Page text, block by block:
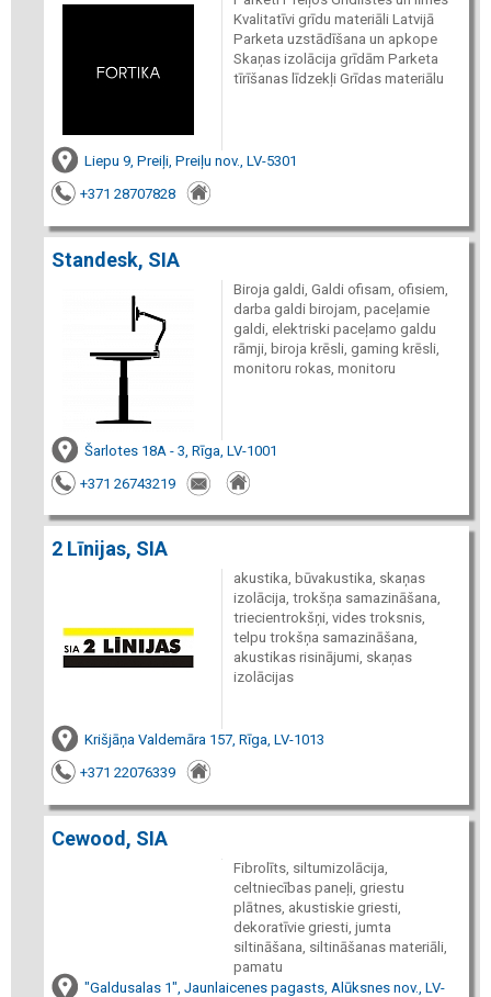
Kvalitatīvi grīdu materiāli Latvijā
Parketa uzstādīšana un apkope
Skaņas izolācija grīdām Parketa
tīrīšanas līdzekļi Grīdas materiālu
Liepu 9, Preiļi, Preiļu nov., LV-5301
+371 28707828
Standesk, SIA
Biroja galdi, Galdi ofisam, ofisiem,
darba galdi birojam, paceļamie
galdi, elektriski paceļamo galdu
rāmji, biroja krēsli, gaming krēsli,
monitoru rokas, monitoru
Šarlotes 18A - 3, Rīga, LV-1001
+371 26743219
2 Līnijas, SIA
akustika, būvakustika, skaņas
izolācija, trokšņa samazināšana,
triecientrokšņi, vides troksnis,
telpu trokšņa samazināšana,
akustikas risinājumi, skaņas
izolācijas
Krišjāņa Valdemāra 157, Rīga, LV-1013
+371 22076339
Cewood, SIA
Fibrolīts, siltumizolācija,
celtniecības paneļi, griestu
plātnes, akustiskie griesti,
dekoratīvie griesti, jumta
siltināšana, siltināšanas materiāli,
pamatu
"Galdusalas 1", Jaunlaicenes pagasts, Alūksnes nov., LV-